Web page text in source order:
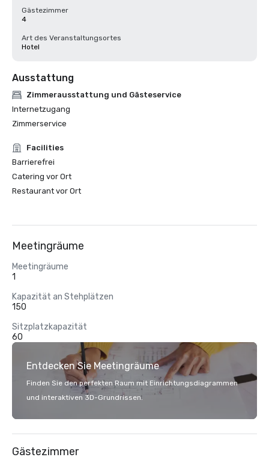
Gästezimmer
4
Art des Veranstaltungsortes
Hotel
Ausstattung
Zimmerausstattung und Gästeservice
Internetzugang
Zimmerservice
Facilities
Barrierefrei
Catering vor Ort
Restaurant vor Ort
Meetingräume
Meetingräume
1
Kapazität an Stehplätzen
150
Sitzplatzkapazität
60
Entdecken Sie Meetingräume
Finden Sie den perfekten Raum mit Einrichtungsdiagrammen
und interaktiven 3D-Grundrissen.
Gästezimmer